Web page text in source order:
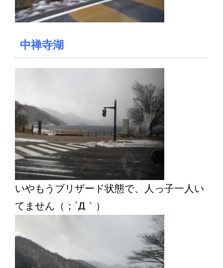
中禅寺湖
いやもうブリザード状態で、人っ子一人い
てません（；´Д｀）